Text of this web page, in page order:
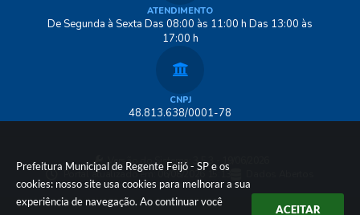
Prefeitura Municipal de Regente Feijó - SP e os
cookies: nosso site usa cookies para melhorar a sua
experiência de navegação. Ao continuar você
ACEITAR
ATENDIMENTO
De Segunda à Sexta Das 08:00 às 11:00 h Das 13:00 às
17:00 h
CNPJ
48.813.638/0001-78
Versão do Sistema:
3.5.3 - 19/06/2026
Portal atualizado em:06/08/2026 15:13